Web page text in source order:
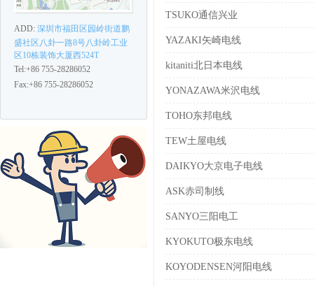
ADD: 深圳市福田区园岭街道鹏
盛社区八卦一路8号八卦岭工业
区10栋装饰大厦西524T
Tel:+86 755-28286052
Fax:+86 755-28286052
TSUKO通信兴业
YAZAKI矢崎电线
kitaniti北日本电线
YONAZAWA米沢电线
TOHO东邦电线
TEW土屋电线
DAIKYO大京电子电线
ASK赤司制线
SANYO三阳电工
KYOKUTO极东电线
KOYODENSEN河阳电线